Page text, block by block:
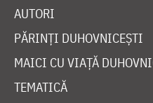
AUTORI
PĂRINȚI DUHOVNICEȘTI
MAICI CU VIAȚĂ
TEMATICĂ